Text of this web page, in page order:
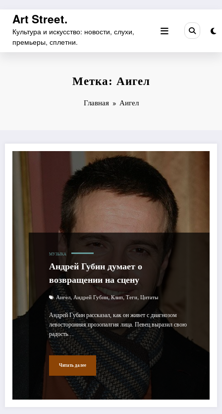
Перейти
содержимому
Art Street.
Культура и искусство: новости, слухи,
премьеры, сплетни.
Метка: Аигел
Главная Аигел
МУЗЫКА
Андрей Губин думает о
возвращении на сцену
Аигел, Андрей Губин, Клип, Теги, Цитаты
Андрей Губин рассказал, как он живет с диагнозом
левосторонняя прозопалгия лица. Певец выразил свою
радость…
Читать далее